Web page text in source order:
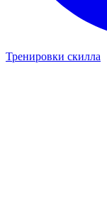
Тренировки скилла